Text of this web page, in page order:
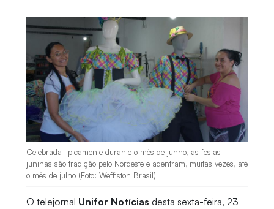
Celebrada tipicamente durante o mês de junho, as festas
juninas são tradição pelo Nordeste e adentram, muitas vezes, até
o mês de julho (Foto: Weffiston Brasil)
O telejornal Unifor Notícias desta sexta-feira, 23